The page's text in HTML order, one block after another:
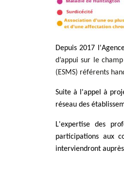
Depuis 2017
d’appui sur le
(ESMS) référents
Suite à l'appel à
réseau des
L'expertise des
participations aux
interviendront